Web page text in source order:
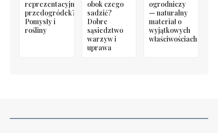
reprezentacyjny
przedogródek?
Pomysły i
rośliny
obok czego
sadzić?
Dobre
sąsiedztwo
warzyw i
uprawa
ogrodniczy
— naturalny
materiał o
wyjątkowych
właściwościach